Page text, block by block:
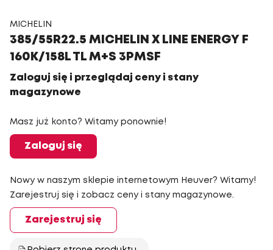
MICHELIN
385/55R22.5 MICHELIN X LINE ENERGY F
160K/158L TL M+S 3PMSF
Zaloguj się i przeglądaj ceny i stany
magazynowe
Masz już konto? Witamy ponownie!
Zaloguj się
Nowy w naszym sklepie internetowym Heuver? Witamy!
Zarejestruj się i zobacz ceny i stany magazynowe.
Zarejestruj się